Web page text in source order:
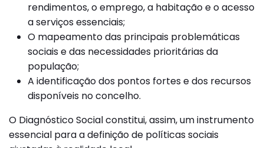
rendimentos, o emprego, a habitação e o acesso
a serviços essenciais;
O mapeamento das principais problemáticas
sociais e das necessidades prioritárias da
população;
A identificação dos pontos fortes e dos recursos
disponíveis no concelho.
O Diagnóstico Social constitui, assim, um instrumento
essencial para a definição de políticas sociais